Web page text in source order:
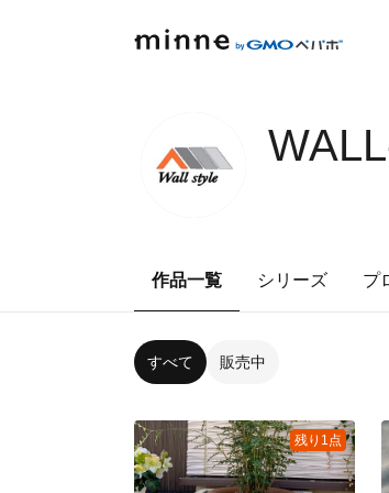
作品一覧 シリーズ プ
すべて 販売中
残り1点